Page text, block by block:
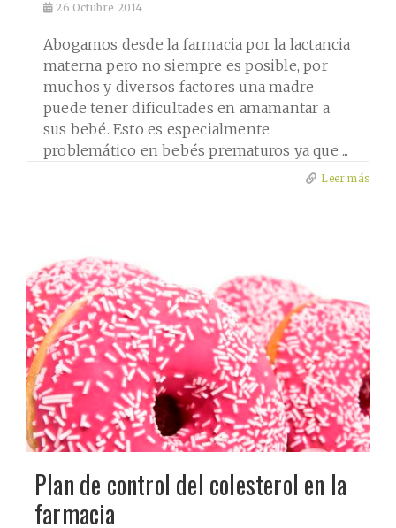
26 Octubre 2014
Abogamos desde la farmacia por la lactancia
materna pero no siempre es posible, por
muchos y diversos factores una madre
puede tener dificultades en amamantar a
sus bebé. Esto es especialmente
problemático en bebés prematuros ya que ...
Leer más
Plan de control del colesterol en la
farmacia